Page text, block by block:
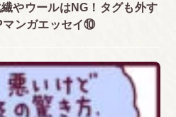
やウールはNG！タグも外す
マンガエッセイ⑩